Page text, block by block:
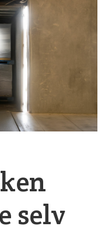
selv